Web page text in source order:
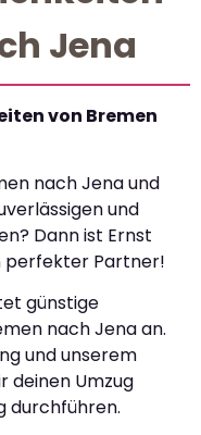
Jena
von Bremen
nach Jena und
und
Dann ist Ernst
perfekter Partner!
günstige
nach Jena an.
und unserem
deinen Umzug
durchführen.